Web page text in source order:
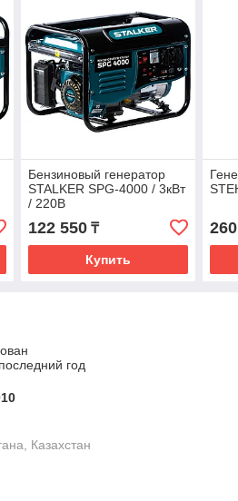
Бензиновый генератор
STALKER SPG-4000 / 3кВт
/ 220В
122 550₸
Купить
год
Казахстан